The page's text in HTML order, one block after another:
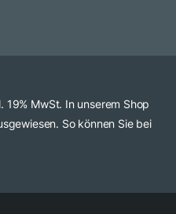
MwSt. In unserem Shop
So können Sie bei